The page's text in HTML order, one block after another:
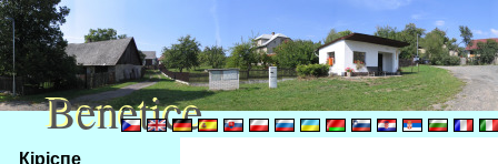
NaКіріспе
Benetice
Benetice